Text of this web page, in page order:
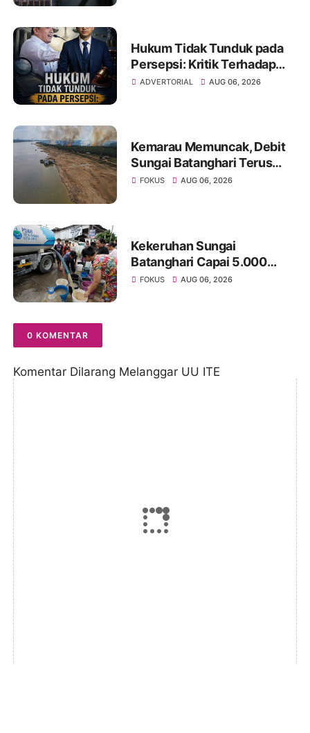
Hukum Tidak Tunduk pada
Persepsi: Kritik Terhadap
Monopoli Kebenaran oleh
ADVERTORIAL AUG 06, 2026
Kemarau Memuncak, Debit
Sungai Batanghari Terus
Menyusut, Jambi Hadapi
FOKUS AUG 06, 2026
Kekeruhan Sungai
Batanghari Capai 5.000
NTU, Distribusi Air PDAM
FOKUS AUG 06, 2026
0 KOMENTAR
Komentar Dilarang Melanggar UU ITE